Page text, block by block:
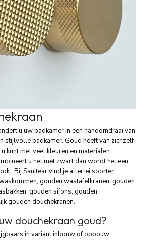
u uw badkamer in een handomdraai van
stijlvolle badkamer. Goud heeft van zichzelf
kunt met veel kleuren en materialen
u het met zwart dan wordt het een
Bij Sanitear vind je allerlei soorten
gouden wastafelkranen, gouden
gouden sifons, gouden
gouden douchekranen.
douchekraan goud?
in variant inbouw of opbouw.